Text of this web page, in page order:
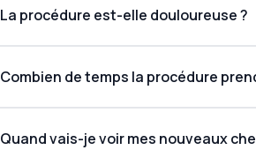
La procédure est-elle douloureuse ?
Combien de temps la procédure
Quand vais-je voir mes nouveaux